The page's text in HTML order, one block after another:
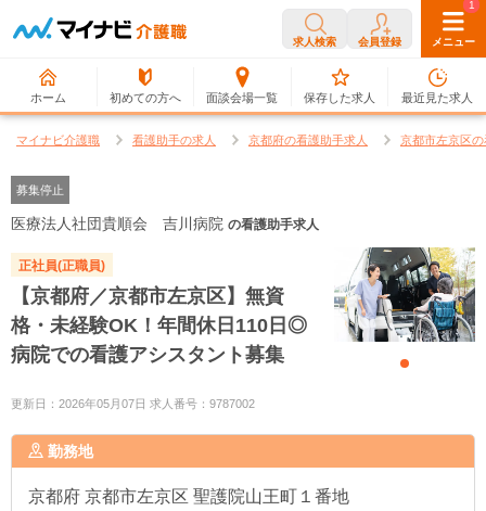
求人検索 会員登録 メニュー
ホーム 初めての方へ 面談会場一覧
0
保存した求人
1
最近見た求人
マイナビ介護職 看護助手の求人 京都府の看護助手求人 京都市左京区
募集停止
医療法人社団貴順会 吉川病院 の看護助手求人
正社員(正職員)
【京都府／京都市左京区】無資
格・未経験OK！年間休日110日◎
病院での看護アシスタント募集
更新日：2026年05月07日 求人番号：9787002
勤務地
京都府 京都市左京区 聖護院山王町１番地